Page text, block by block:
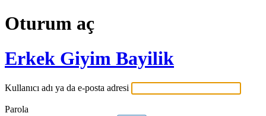
Oturum aç
Erkek Giyim Bayilik
Kullanıcı adı ya da e-posta adresi
Parola